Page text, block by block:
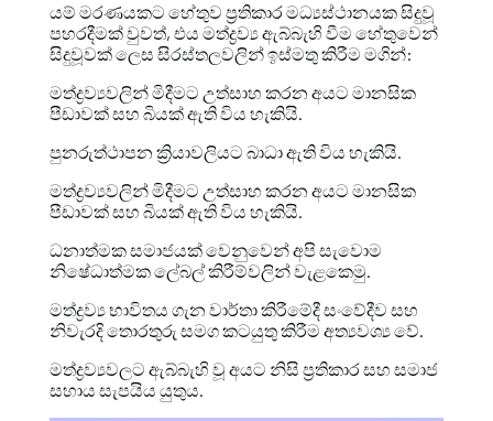
යම් මරණයකට හේතුව ප්‍රතිකාර මධ්‍යස්ථානයක සිදුවූ
පහරදීමක් වුවත්, එය මත්ද්‍රව්‍ය ඇබ්බැහි වීම හේතුවෙන්
සිදුවූවක් ලෙස සිරස්තලවලින් ඉස්මතු කිරීම මගින්:
මත්ද්‍රව්‍යවලින් මිදීමට උත්සාහ කරන අයට මානසික
පීඩාවක් සහ බියක් ඇති විය හැකියි.
පුනරුත්ථාපන ක්‍රියාවලියට බාධා ඇති විය හැකියි.
මත්ද්‍රව්‍යවලින් මිදීමට උත්සාහ කරන අයට මානසික
පීඩාවක් සහ බියක් ඇති විය හැකියි.
ධනාත්මක සමාජයක් වෙනුවෙන් අපි සැවොම
නිෂේධාත්මක ලේබල් කිරීම්වලින් වැළකෙමු.
මත්ද්‍රව්‍ය භාවිතය ගැන වාර්තා කිරීමේදී සංවේදීව සහ
නිවැරදි තොරතුරු සමග කටයුතු කිරීම අත්‍යවශ්‍ය වේ.
මත්ද්‍රව්‍යවලට ඇබ්බැහි වූ අයට නිසි ප්‍රතිකාර සහ සමාජ
සහාය සැපයිය යුතුය.